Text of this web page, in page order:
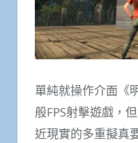
單純就操作介面《
般FPS射擊遊戲，
近現實的多重擬真